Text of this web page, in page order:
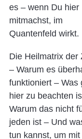
es – wenn Du hier
mitmachst, im
Quantenfeld wirkt.
Die Heilmatrix der
– Warum es
funktioniert – Was
hier zu beachten
Warum das nicht
jeden ist – Und
tun kannst, um